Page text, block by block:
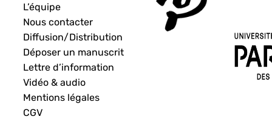
L’équipe
Nous contacter
Diffusion/Distribution
Déposer un manuscrit
Lettre d’information
Vidéo & audio
Mentions légales
CGV